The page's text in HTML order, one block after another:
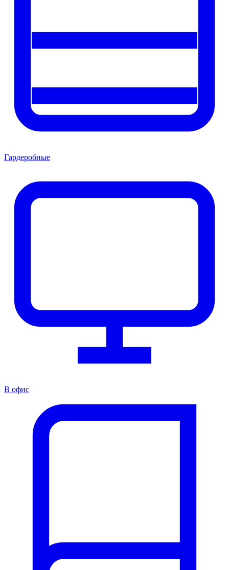
Гардеробные
В офис